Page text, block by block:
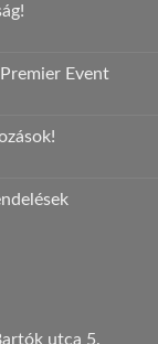
Event
utca 5.